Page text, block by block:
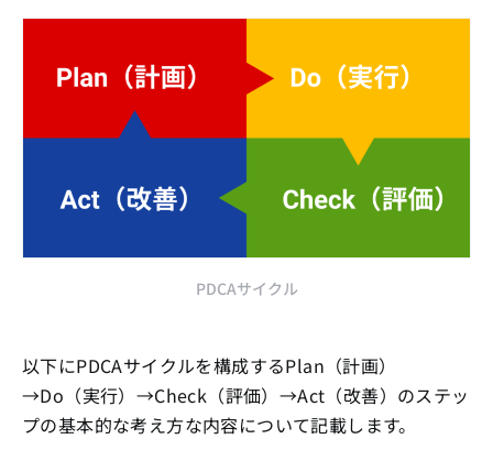
PDCAサイクル
以下にPDCAサイクルを構成するPlan（計画）
→Do（実行）→Check（評価）→Act（改善）のステッ
プの基本的な考え方な内容について記載します。